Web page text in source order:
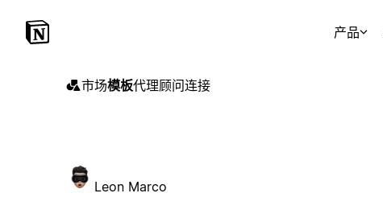
产品
市场模板代理顾问连接
Leon Marco